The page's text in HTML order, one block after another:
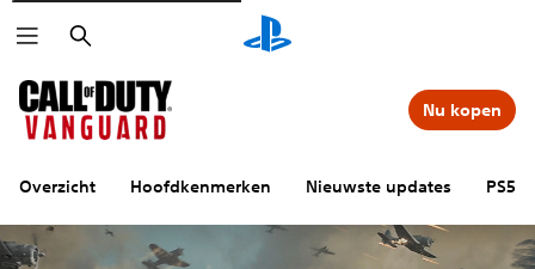
Zoeken
Overzicht Hoofdkenmerken Nieuwste updates PS5-
Nu kopen